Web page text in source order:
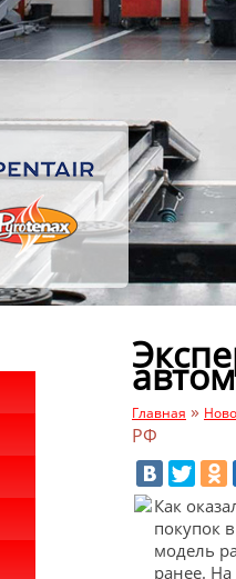
Главная »
РФ
Как
покупок
модель
ранее.